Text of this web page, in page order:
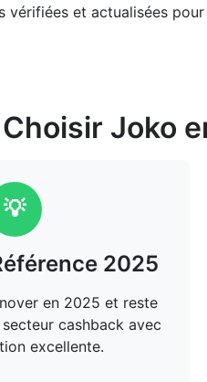
vérifiées et actualisées
Joko
💡
2025
en 2025 et reste
cashback avec
excellente.